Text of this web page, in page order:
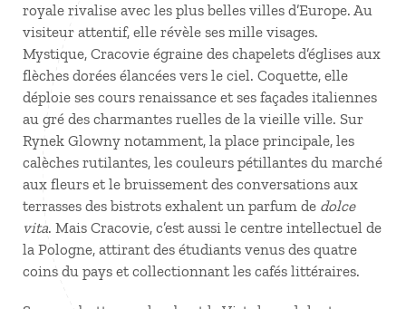
royale rivalise avec les plus belles villes d’Europe. Au
visiteur attentif, elle révèle ses mille visages.
Mystique, Cracovie égraine des chapelets d’églises aux
flèches dorées élancées vers le ciel. Coquette, elle
déploie ses cours renaissance et ses façades italiennes
au gré des charmantes ruelles de la vieille ville. Sur
Rynek Glowny notamment, la place principale, les
calèches rutilantes, les couleurs pétillantes du marché
aux fleurs et le bruissement des conversations aux
terrasses des bistrots exhalent un parfum de dolce
vita. Mais Cracovie, c’est aussi le centre intellectuel de
la Pologne, attirant des étudiants venus des quatre
coins du pays et collectionnant les cafés littéraires.